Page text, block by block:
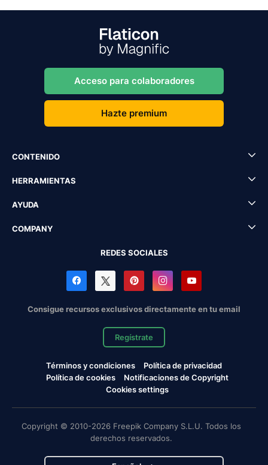
Acceso para colaboradores
Hazte premium
CONTENIDO
HERRAMIENTAS
AYUDA
COMPANY
REDES SOCIALES
Consigue recursos exclusivos directamente en tu email
Regístrate
Términos y condiciones
Política de privacidad
Política de cookies
Notificaciones de Copyright
Cookies settings
Copyright © 2010-2026 Freepik Company S.L.U. Todos los
derechos reservados.